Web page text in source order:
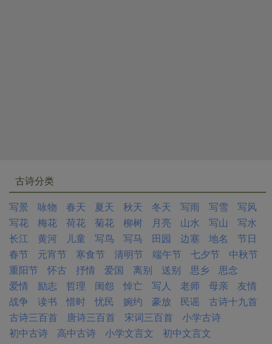
古诗分类
写景
咏物 春天 夏天 秋天 冬天 写雨 写雪
写风
写花
梅花 荷花 菊花 柳树 月亮 山水 写山
写水
长江
黄河 儿童 写鸟 写马 田园 边塞 地名
节日
春节
元宵节 寒食节 清明节 端午节 七夕节
中秋节
重阳节
怀古 抒情 爱国 离别 送别 思乡
思念
爱情
励志 哲理 闺怨 悼亡 写人 老师 母亲
友情
战争
读书 惜时 忧民 婉约 豪放 民谣
古诗十九首
古诗三百首
唐诗三百首 宋词三百首
小学古诗
初中古诗
高中古诗 小学文言文
初中文言文